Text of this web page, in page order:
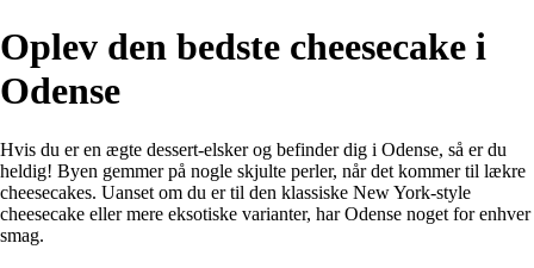
Oplev den bedste cheesecake i
Odense
Hvis du er en ægte dessert-elsker og befinder dig i Odense, så er du
heldig! Byen gemmer på nogle skjulte perler, når det kommer til lækre
cheesecakes. Uanset om du er til den klassiske New York-style
cheesecake eller mere eksotiske varianter, har Odense noget for enhver
smag.